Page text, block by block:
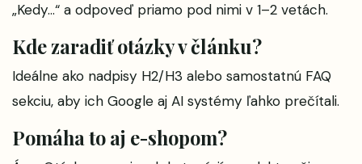
„Kedy…“ a odpoveď priamo pod nimi v 1–2 vetách.
Kde zaradiť otázky v článku?
Ideálne ako nadpisy H2/H3 alebo samostatnú FAQ
sekciu, aby ich Google aj AI systémy ľahko prečítali.
Pomáha to aj e-shopom?